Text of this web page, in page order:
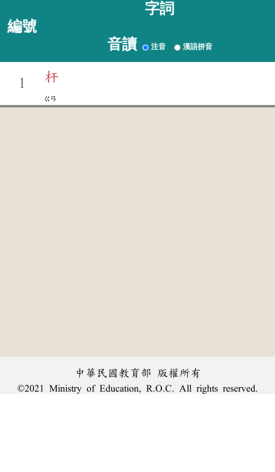
編號
字詞
音讀 注音 漢語拼音
1 杆
ㄍㄢ
中華民國教育部 版權所有
©2021 Ministry of Education, R.O.C. All rights reserved.